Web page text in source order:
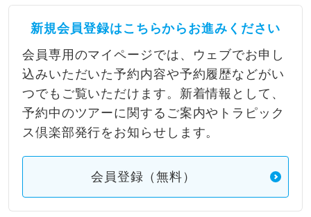
新規会員登録はこちらからお進みください
会員専用のマイページでは、ウェブでお申し
込みいただいた予約内容や予約履歴などがい
つでもご覧いただけます。新着情報として、
予約中のツアーに関するご案内やトラピック
ス倶楽部発行をお知らせします。
会員登録（無料）